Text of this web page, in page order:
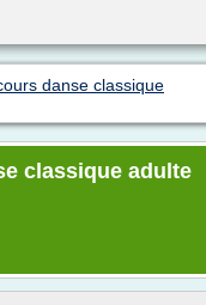
danse classique
classique adulte